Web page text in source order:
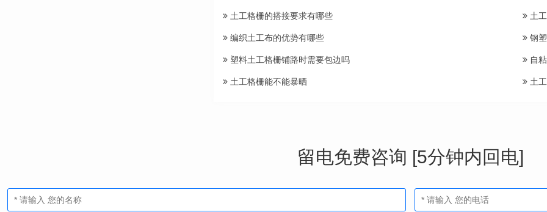
土工格栅的搭接要求有哪些 土工
编织土工布的优势有哪些 钢塑
塑料土工格栅铺路时需要包边吗 自粘
土工格栅能不能暴晒 土工
留电免费咨询 [5分钟内回电]